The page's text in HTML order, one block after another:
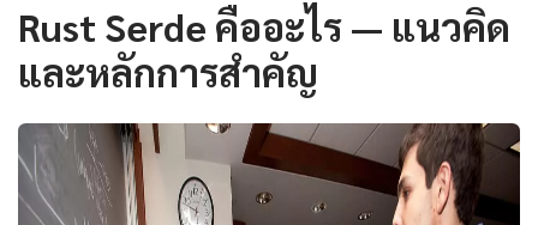
Rust Serde คืออะไร — แนวคิด
และหลักการสำคัญ